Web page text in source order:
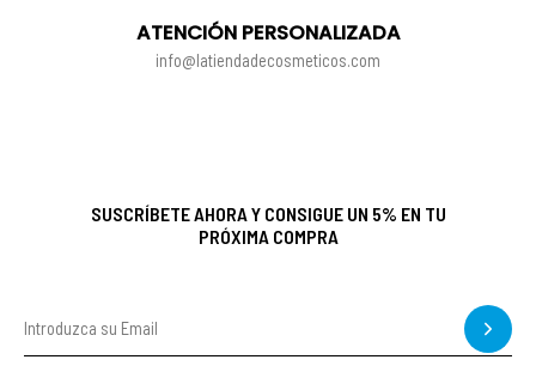
ATENCIÓN PERSONALIZADA
info@latiendadecosmeticos.com
SUSCRÍBETE AHORA Y CONSIGUE UN 5% EN TU
PRÓXIMA COMPRA